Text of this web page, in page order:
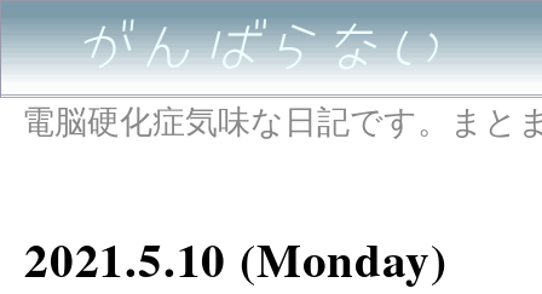
がんばらない
電脳硬化症気味な日記です。まと
2021.5.10 (Monday)